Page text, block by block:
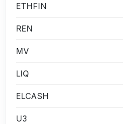
ETHFIN
REN
MV
LIQ
ELCASH
U3